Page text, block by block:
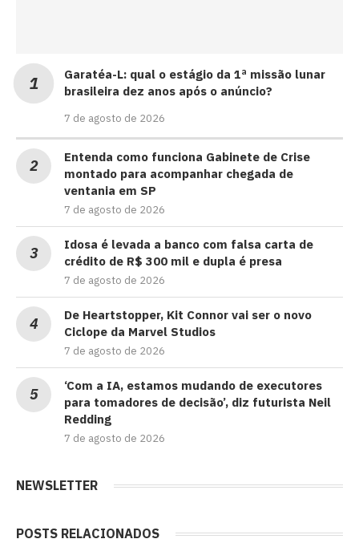
Garatéa-L: qual o estágio da 1ª missão lunar
brasileira dez anos após o anúncio?
7 de agosto de 2026
Entenda como funciona Gabinete de Crise
montado para acompanhar chegada de
ventania em SP
7 de agosto de 2026
Idosa é levada a banco com falsa carta de
crédito de R$ 300 mil e dupla é presa
7 de agosto de 2026
De Heartstopper, Kit Connor vai ser o novo
Ciclope da Marvel Studios
7 de agosto de 2026
‘Com a IA, estamos mudando de executores
para tomadores de decisão’, diz futurista Neil
Redding
7 de agosto de 2026
NEWSLETTER
POSTS RELACIONADOS